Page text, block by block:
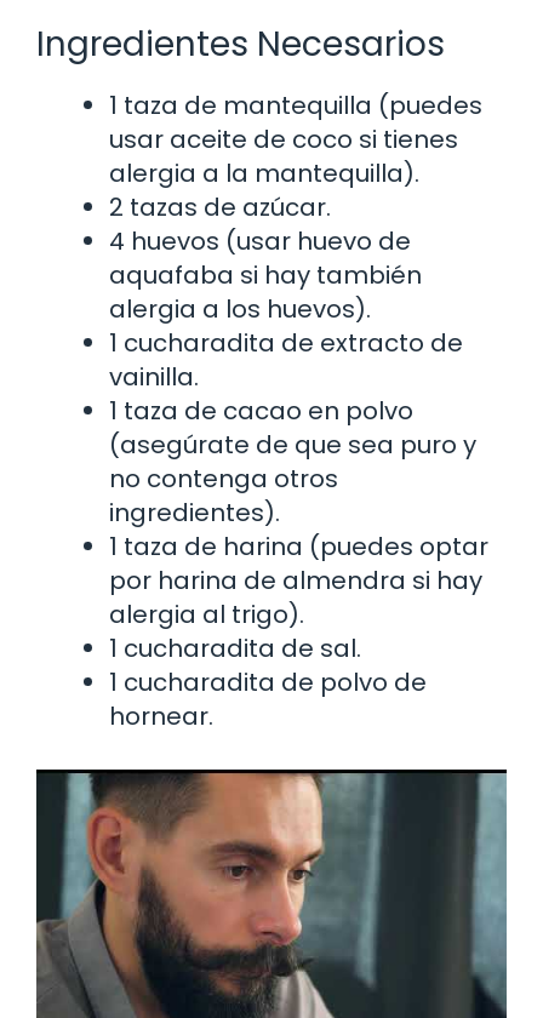
Ingredientes Necesarios
1 taza de mantequilla (puedes
usar aceite de coco si tienes
alergia a la mantequilla).
2 tazas de azúcar.
4 huevos (usar huevo de
aquafaba si hay también
alergia a los huevos).
1 cucharadita de extracto de
vainilla.
1 taza de cacao en polvo
(asegúrate de que sea puro y
no contenga otros
ingredientes).
1 taza de harina (puedes optar
por harina de almendra si hay
alergia al trigo).
1 cucharadita de sal.
1 cucharadita de polvo de
hornear.